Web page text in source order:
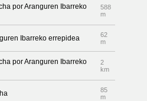
por Aranguren Ibarreko
588
m
Ibarreko errepidea
62
m
por Aranguren Ibarreko
2
km
85
m